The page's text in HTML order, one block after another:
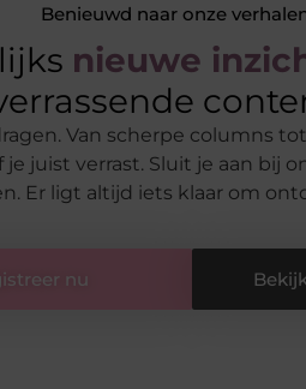
Benieuwd naar onze
nieuwe
Van scherpe columns
juist verrast. Sluit je aan
Er ligt altijd iets klaar om
nu